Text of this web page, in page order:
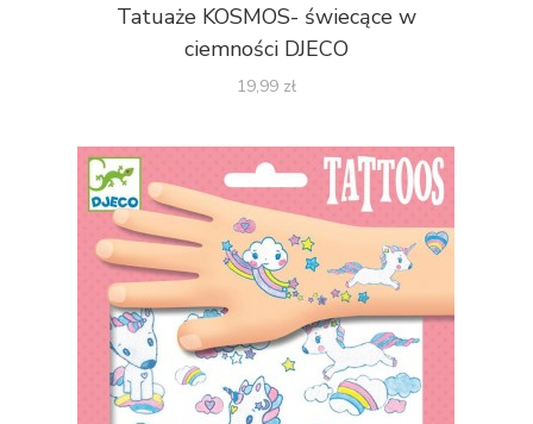
Tatuaże KOSMOS- świecące w
ciemności DJECO
19,99 zł